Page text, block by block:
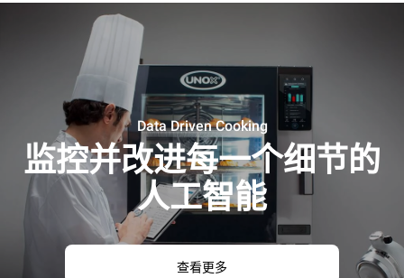
Data Driven Cooking
监控并改进每一个细节的
人工智能
查看更多